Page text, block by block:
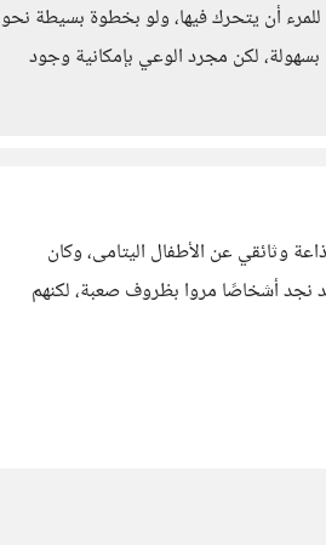
أن يتحرك فيها، ولو بخطوة بسيطة نحو
لكن مجرد الوعي بإمكانية وجود
وثائقي عن الأطفال اليتامى، وكان
أشخاصًا مروا بظروف صعبة، لكنهم